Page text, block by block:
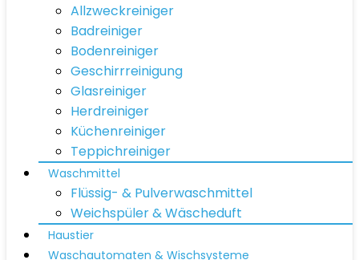
Allzweckreiniger
Badreiniger
Bodenreiniger
Geschirrreinigung
Glasreiniger
Herdreiniger
Küchenreiniger
Teppichreiniger
Waschmittel
Flüssig- & Pulverwaschmittel
Weichspüler & Wäscheduft
Haustier
Waschautomaten & Wischsysteme